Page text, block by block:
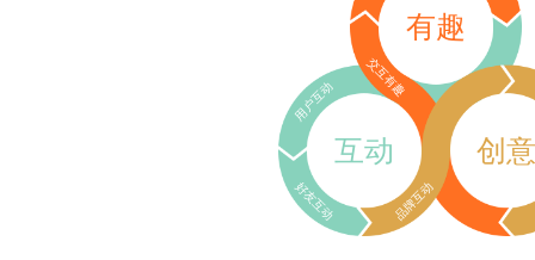
有趣
交互有趣
互动
用户互动
好友互动 品牌互动
创